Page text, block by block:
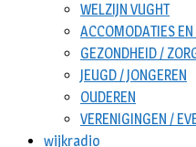
WELZIJN VUGHT
ACCOMODATIES
GEZONDHEID /
JEUGD / JONGEREN
OUDEREN
VERENIGINGEN /
wijkradio